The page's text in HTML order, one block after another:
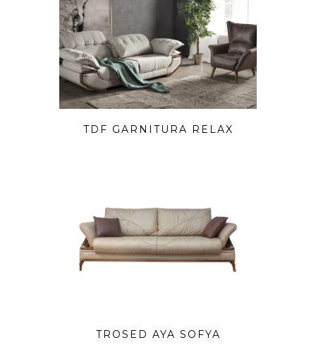
TDF GARNITURA RELAX
TROSED AYA SOFYA